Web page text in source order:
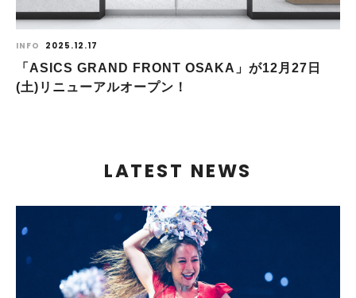
INFO 2025.12.17
「ASICS GRAND FRONT OSAKA」が12月27日
(土)リニューアルオープン！
LATEST NEWS